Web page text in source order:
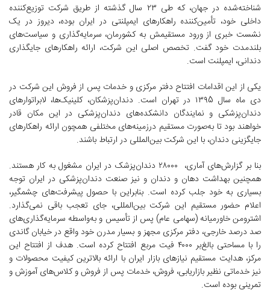
شناخته‌شده در جهان، که طی ۲۳ سال گذشته از طریق شرکت توزیع‌کننده
داخلی خود، تأمین‌کننده راهکارهای ایمپلنتی در ایران بوده، دیروز در یک
نشست خبری از ورود مستقیمش به کشورمان، سرمایه‌گذاری و سیاست‌های
بلندمدت خود گفت. تخصص اصلی این شرکت، ارائه راهکارهای جایگذاری
دندانی، ایمپلنت است.
یکی از این اقدامات افتتاح دفتر مرکزی و خدمات پس از فروش این شرکت در
دی ماه سال ۱۳۹5 در تهران است. دندان‌پزشکان، کلینیک‌ها، لابراتوارهای
دندان‌پزشکی و نمایندگان دانشکده‌های دندان‌پزشکی در این مکان قادر
خواهند بود تا به‌صورت مستقیم درزمینه‌های مختلفی همچون ارائه راهکارهای
جایگزینی دندان، با این شرکت بین‌المللی در ارتباط باشند.
بنا بر گزارش‌های آماری، ۲۸۰۰۰ دندان‌پزشک در ایران مشغول به کار هستند.
همچنین بهداشت دهان و دندان و نیز صنعت دندان‌پزشکی در ایران توجه
بسیاری به خود جلب کرده است. بنابراین با حصول پیشرفت‌های چشمگیر،
اعلام حضور مستقیم این شرکت بین‌المللی، جای تعجب باقی نمی‌گذارد.
اشترومن خاورمیانه (سهامی عام) پس از تأسیس و به‌واسطه سرمایه‌گذاری‌های
صد درصد خارجی، دفتر مرکزی مجهز و بسیار مدرن خود واقع در خیابان گاندی
را با مساحتی بالغ‌بر ۴۰۰۰ فیت مربع افتتاح کرده است. هدف از افتتاح این
مرکز، هدایت ‌مستقیم نیازهای بازار ایران با ارائه بالاترین کیفیت محصولات و
نیز خدماتی نظیر بازاریابی، فروش، خدمات پس از فروش و کلاس‌های آموزش و
تمرینی بوده است.